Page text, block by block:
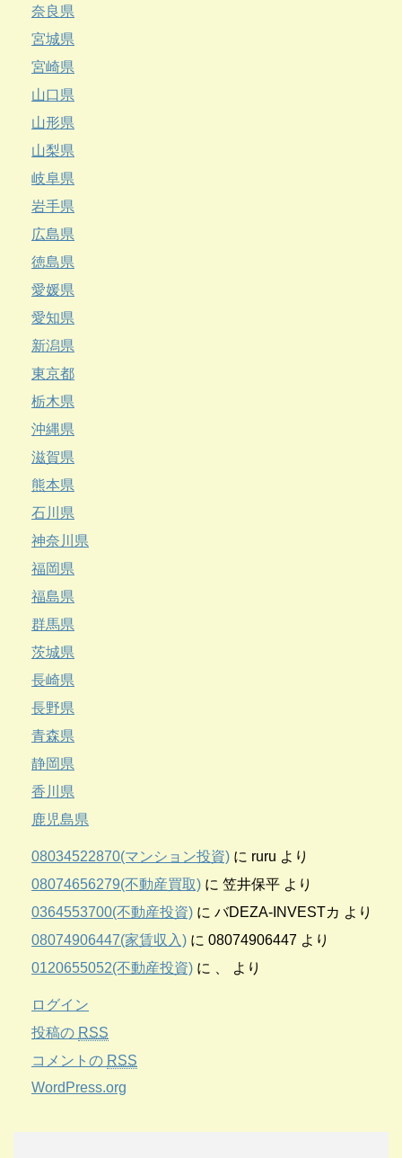
奈良県
宮城県
宮崎県
山口県
山形県
山梨県
岐阜県
岩手県
広島県
徳島県
愛媛県
愛知県
新潟県
東京都
栃木県
沖縄県
滋賀県
熊本県
石川県
神奈川県
福岡県
福島県
群馬県
茨城県
長崎県
長野県
青森県
静岡県
香川県
鹿児島県
08034522870(マンション投資) に ruru より
08074656279(不動産買取) に 笠井保平 より
0364553700(不動産投資) に バDEZA-INVESTカ より
08074906447(家賃収入) に 08074906447 より
0120655052(不動産投資) に より
ログイン
投稿の RSS
コメントの RSS
WordPress.org